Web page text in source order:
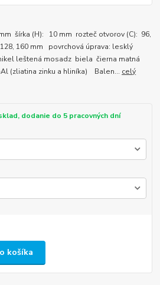
šírka (H): 10 mm rozteč otvorov (C): 96,
160 mm povrchová úprava: lesklý
leštená mosadz biela čierna matná
(zliatina zinku a hliníka) Balen... celý
dodanie do 5 pracovných dní
košíka